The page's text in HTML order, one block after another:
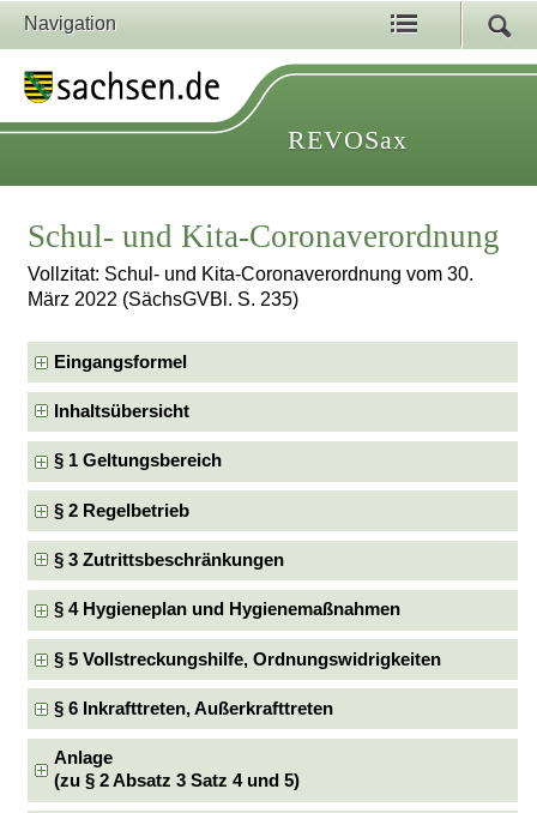
Navigation
REVOSax
Schul- und Kita-Coronaverordnung
Vollzitat: Schul- und Kita-Coronaverordnung vom 30.
März 2022 (SächsGVBl. S. 235)
Eingangsformel
Inhaltsübersicht
§ 1 Geltungsbereich
§ 2 Regelbetrieb
§ 3 Zutrittsbeschränkungen
§ 4 Hygieneplan und Hygienemaßnahmen
§ 5 Vollstreckungshilfe, Ordnungswidrigkeiten
§ 6 Inkrafttreten, Außerkrafttreten
Anlage
(zu § 2 Absatz 3 Satz 4 und 5)